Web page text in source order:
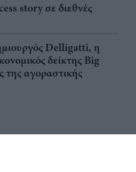
story σε διεθνές
Delligatti, η
δείκτης Big
της αγοραστικής